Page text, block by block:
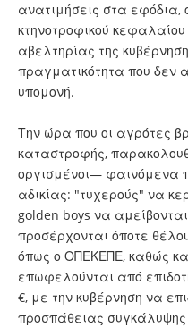
ανατιμήσεις στα εφόδια,
κτηνοτροφικού
αβελτηρίας της
πραγματικότητα που δεν
υπομονή.
Την ώρα που οι αγρότες
καταστροφής,
οργισμένοι— φαινόμενα
αδικίας: "τυχερούς" να
golden boys να
προσέρχονται όποτε
όπως ο ΟΠΕΚΕΠΕ, καθώς
επωφελούνται από
€, με την κυβέρνηση να
προσπάθειας